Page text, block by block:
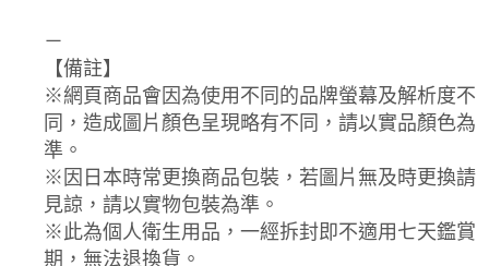
－
【備註】
※網頁商品會因為使用不同的品牌螢幕及解析度不
同，造成圖片顏色呈現略有不同，請以實品顏色為
準。
※因日本時常更換商品包裝，若圖片無及時更換請
見諒，請以實物包裝為準。
※此為個人衛生用品，一經拆封即不適用七天鑑賞
期，無法退換貨。